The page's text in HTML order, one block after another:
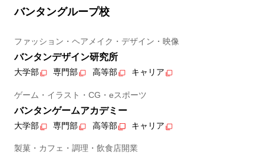
バンタングループ校
ファッション・ヘアメイク・デザイン・映像
バンタンデザイン研究所
大学部 専門部 高等部 キャリア
ゲーム・イラスト・CG・eスポーツ
バンタンゲームアカデミー
大学部 専門部 高等部 キャリア
製菓・カフェ・調理・飲食店開業